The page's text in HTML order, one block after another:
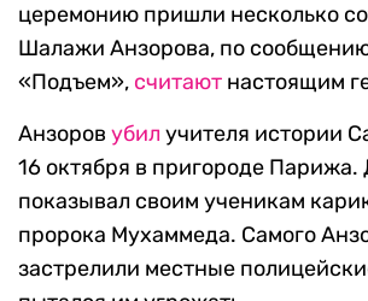
церемонию пришли несколько
Шалажи Анзорова, по
«Подъем», считают настоящим
Анзоров убил учителя истории
16 октября в пригороде Парижа.
показывал своим ученикам
пророка Мухаммеда. Самого
застрелили местные